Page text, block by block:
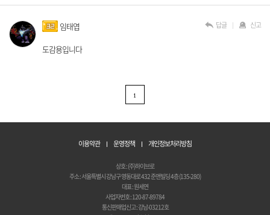
임태엽
도감용입니다
답글 신고
1
이용약관 운영정책 개인정보처리방침
상호 : (주)하이브로
주소 : 서울특별시 강남구 영동대로 432 준앤빌딩 4층 (135-280)
대표 : 원세연
사업자번호 : 120-87-89784
통신판매업신고 : 강남-03212호